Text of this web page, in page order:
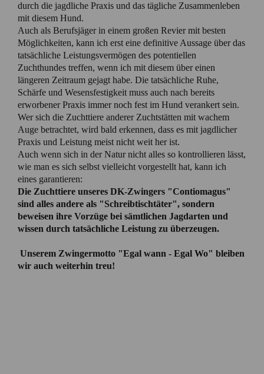
durch die jagdliche Praxis und das tägliche Zusammenleben
mit diesem Hund.
Auch als Berufsjäger in einem großen Revier mit besten
Möglichkeiten, kann ich erst eine definitive Aussage über das
tatsächliche Leistungsvermögen des potentiellen
Zuchthundes treffen, wenn ich mit diesem über einen
längeren Zeitraum gejagt habe. Die tatsächliche Ruhe,
Schärfe und Wesensfestigkeit muss auch nach bereits
erworbener Praxis immer noch fest im Hund verankert sein.
Wer sich die Zuchttiere anderer Zuchtstätten mit wachem
Auge betrachtet, wird bald erkennen, dass es mit jagdlicher
Praxis und Leistung meist nicht weit her ist.
Auch wenn sich in der Natur nicht alles so kontrollieren lässt,
wie man es sich selbst vielleicht vorgestellt hat, kann ich
eines garantieren:
Die Zuchttiere unseres DK-Zwingers "Contiomagus"
sind alles andere als "Schreibtischtäter", sondern
beweisen ihre Vorzüge bei sämtlichen Jagdarten und
wissen durch tatsächliche Leistung zu überzeugen.
Unserem Zwingermotto "Egal wann - Egal Wo" bleiben
wir auch weiterhin treu!